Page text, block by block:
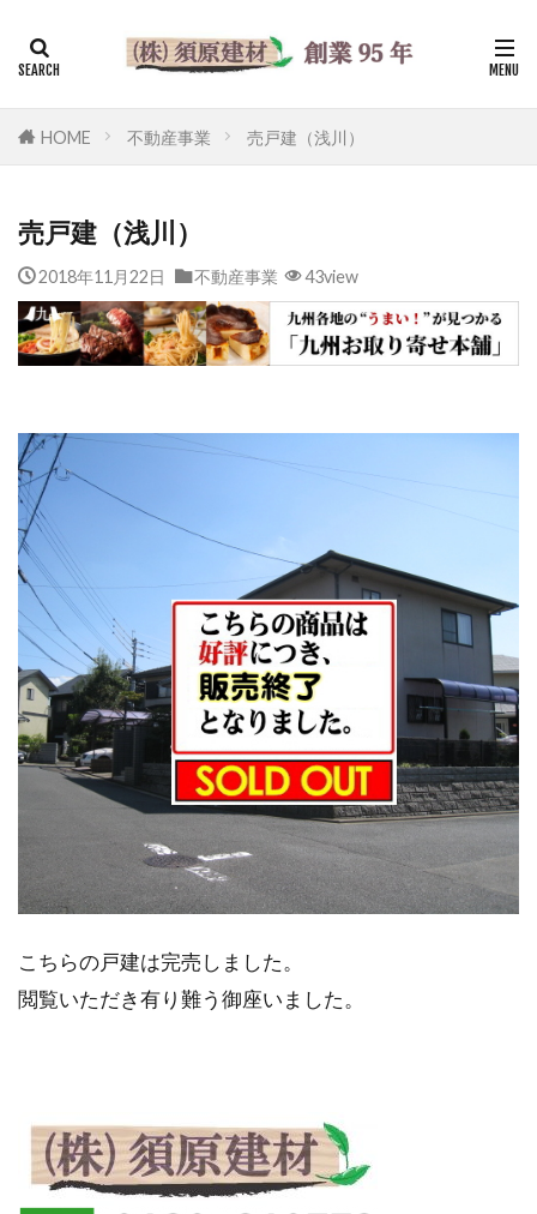
HOME 不動産事業 売戸建（浅川）
売戸建（浅川）
2018年11月22日 不動産事業 43view
こちらの戸建は完売しました。
閲覧いただき有り難う御座いました。